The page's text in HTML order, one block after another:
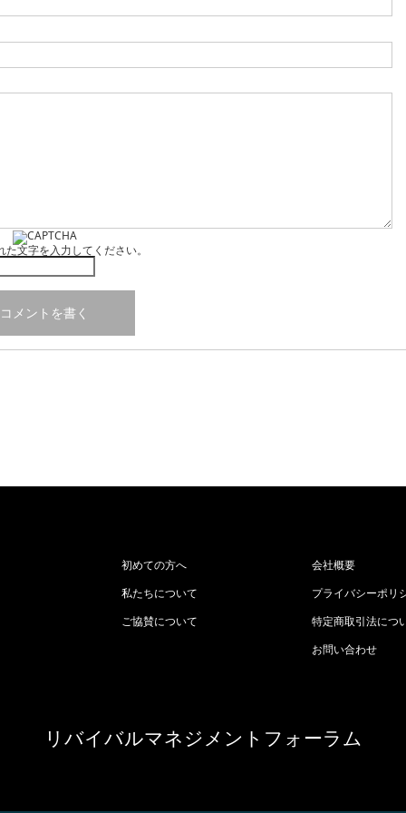
た文字を入力してください。
初めての方へ
私たちについて
ご協賛について
会社概要
プライバシーポリ
特定商取引法につ
お問い合わせ
リバイバルマネジメントフォーラム